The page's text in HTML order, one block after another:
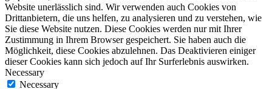
Website unerlässlich sind. Wir verwenden auch Cookies von
Drittanbietern, die uns helfen, zu analysieren und zu verstehen, wie
Sie diese Website nutzen. Diese Cookies werden nur mit Ihrer
Zustimmung in Ihrem Browser gespeichert. Sie haben auch die
Möglichkeit, diese Cookies abzulehnen. Das Deaktivieren einiger
dieser Cookies kann sich jedoch auf Ihr Surferlebnis auswirken.
Necessary
Necessary